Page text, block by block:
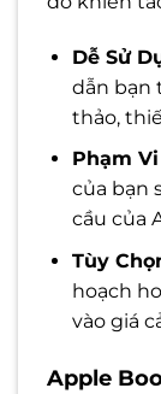
Dễ Sử
dẫn bạn
thảo,
Phạm Vi
của bạn
cầu của
Tùy
hoạch
vào giá
Apple